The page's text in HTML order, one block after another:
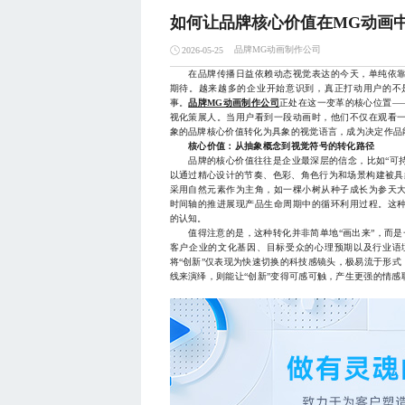
如何让品牌核心价值在MG动画
2026-05-25 品牌MG动画制作公司
在品牌传播日益依赖动态视觉表达的今天，单纯依
期待。越来越多的企业开始意识到，真正打动用户的
事。品牌MG动画制作公司正处在这一变革的核心位置
视化策展人。当用户看到一段动画时，他们不仅在观看
象的品牌核心价值转化为具象的视觉语言，成为决定作
核心价值：从抽象概念到视觉符号的转化路径
品牌的核心价值往往是企业最深层的信念，比如“可
以通过精心设计的节奏、色彩、角色行为和场景构建被
采用自然元素作为主角，如一棵小树从种子成长为参天
时间轴的推进展现产品生命周期中的循环利用过程。这
的认知。
值得注意的是，这种转化并非简单地“画出来”，而是
客户企业的文化基因、目标受众的心理预期以及行业
将“创新”仅表现为快速切换的科技感镜头，极易流于形
线来演绎，则能让“创新”变得可感可触，产生更强的情感